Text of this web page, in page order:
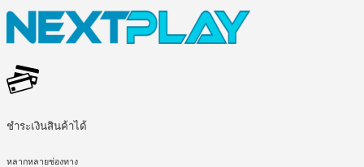
ชำระเงินสินค้าได้
หลากหลายช่องทาง